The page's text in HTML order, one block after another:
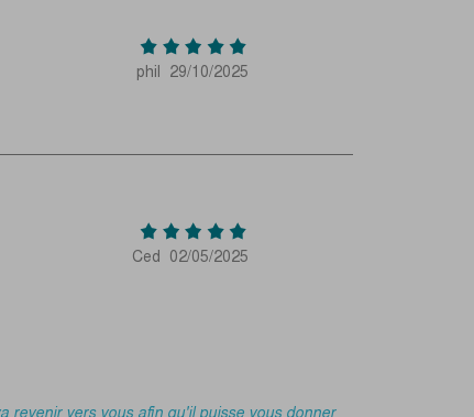
phil 29/10/2025
Ced 02/05/2025
revenir vers vous afin qu'il puisse vous donner